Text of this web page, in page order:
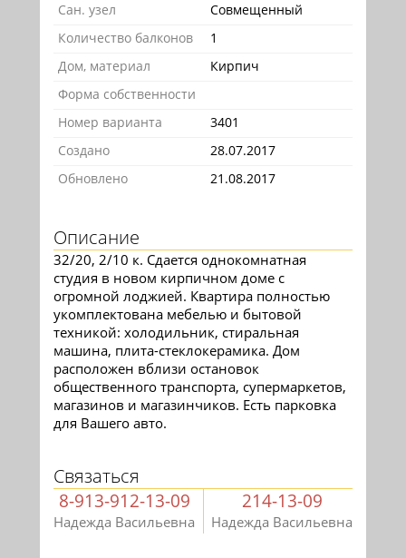
Сан. узел
Совмещенный
Количество балконов
1
Дом, материал
Кирпич
Форма собственности
Номер варианта
3401
Создано
28.07.2017
Обновлено
21.08.2017
Описание
32/20, 2/10 к. Сдается однокомнатная
студия в новом кирпичном доме с
огромной лоджией. Квартира полностью
укомплектована мебелью и бытовой
техникой: холодильник, стиральная
машина, плита-стеклокерамика. Дом
расположен вблизи остановок
общественного транспорта, супермаркетов,
магазинов и магазинчиков. Есть парковка
для Вашего авто.
Связаться
8-913-912-13-09
Надежда Васильевна
214-13-09
Надежда Васильевна